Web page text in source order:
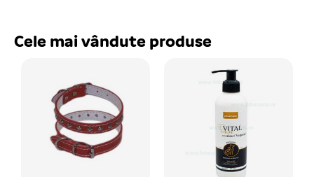
Cele mai vândute produse